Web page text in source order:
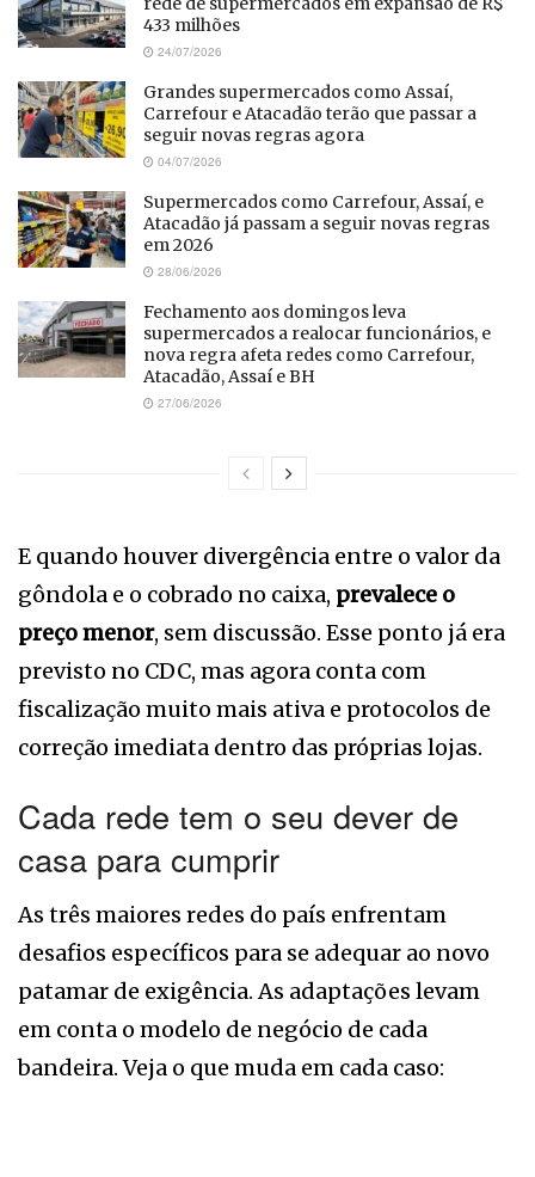
433 milhões
24/07/2026
Grandes supermercados como Assaí,
Carrefour e Atacadão terão que passar a
seguir novas regras agora
04/07/2026
Supermercados como Carrefour, Assaí, e
Atacadão já passam a seguir novas regras
em 2026
28/06/2026
Fechamento aos domingos leva
supermercados a realocar funcionários, e
nova regra afeta redes como Carrefour,
Atacadão, Assaí e BH
27/06/2026
E quando houver divergência entre o valor da
gôndola e o cobrado no caixa, prevalece o
preço menor, sem discussão. Esse ponto já era
previsto no CDC, mas agora conta com
fiscalização muito mais ativa e protocolos de
correção imediata dentro das próprias lojas.
Cada rede tem o seu dever de
casa para cumprir
As três maiores redes do país enfrentam
desafios específicos para se adequar ao novo
patamar de exigência. As adaptações levam
em conta o modelo de negócio de cada
bandeira. Veja o que muda em cada caso: